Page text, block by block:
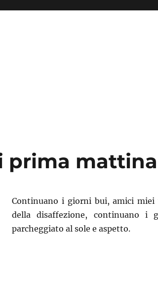
prima mattina
Continuano i giorni bui, amici
della disaffezione, continuano i
parcheggiato al sole e aspetto.